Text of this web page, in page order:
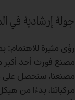
جولة إرشادية في
مصنع فورث أحد أكبر
مصنعنا، ستحصل على
مركباتنا، بدءًا من